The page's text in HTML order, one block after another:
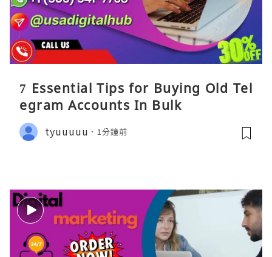
7 Essential Tips for Buying Old Tel
egram Accounts In Bulk
tyuuuuu 1分鐘前